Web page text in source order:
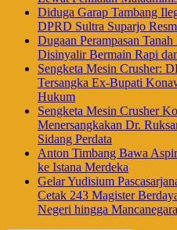
Diduga Garap Tambang
DPRD Sultra Suparjo
Dugaan Perampasan
Disinyalir Bermain Rapi
Sengketa Mesin Crusher:
Tersangka Ex-Bupati
Hukum
Sengketa Mesin Crusher
Menersangkakan Dr.
Sidang Perdata
Anton Timbang Bawa
ke Istana Merdeka
Gelar Yudisium
Cetak 243 Magister
Negeri hingga Mancanegara